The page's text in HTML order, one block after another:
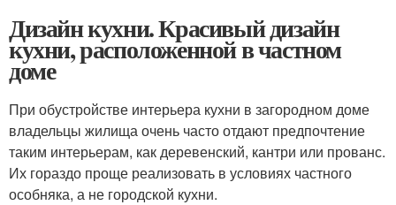
Дизайн кухни. Красивый дизайн
кухни, расположенной в частном
доме
При обустройстве интерьера кухни в загородном доме
владельцы жилища очень часто отдают предпочтение
таким интерьерам, как деревенский, кантри или прованс.
Их гораздо проще реализовать в условиях частного
особняка, а не городской кухни.